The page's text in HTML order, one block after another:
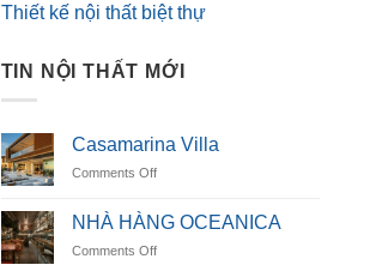
Thiết kế nội thất biệt thự
TIN NỘI THẤT MỚI
Casamarina Villa
Comments Offon
Villa
NHÀ HÀNG OCEANICA
Comments Offon